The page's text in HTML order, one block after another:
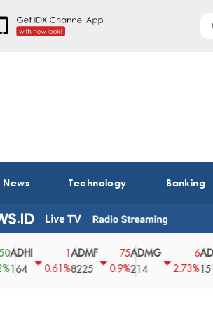
Technology Banking
0.61%
ADMF
8225
75
0.9%
ADMG
214
2.73%
ADMR
1510